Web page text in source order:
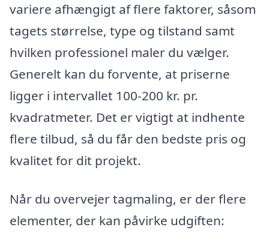
variere afhængigt af flere faktorer, såsom
tagets størrelse, type og tilstand samt
hvilken professionel maler du vælger.
Generelt kan du forvente, at priserne
ligger i intervallet 100-200 kr. pr.
kvadratmeter. Det er vigtigt at indhente
flere tilbud, så du får den bedste pris og
kvalitet for dit projekt.
Når du overvejer tagmaling, er der flere
elementer, der kan påvirke udgiften: